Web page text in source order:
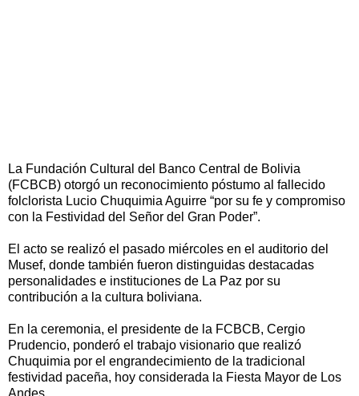
La Fundación Cultural del Banco Central de Bolivia
(FCBCB) otorgó un reconocimiento póstumo al fallecido
folclorista Lucio Chuquimia Aguirre “por su fe y compromiso
con la Festividad del Señor del Gran Poder”.
El acto se realizó el pasado miércoles en el auditorio del
Musef, donde también fueron distinguidas destacadas
personalidades e instituciones de La Paz por su
contribución a la cultura boliviana.
En la ceremonia, el presidente de la FCBCB, Cergio
Prudencio, ponderó el trabajo visionario que realizó
Chuquimia por el engrandecimiento de la tradicional
festividad paceña, hoy considerada la Fiesta Mayor de Los